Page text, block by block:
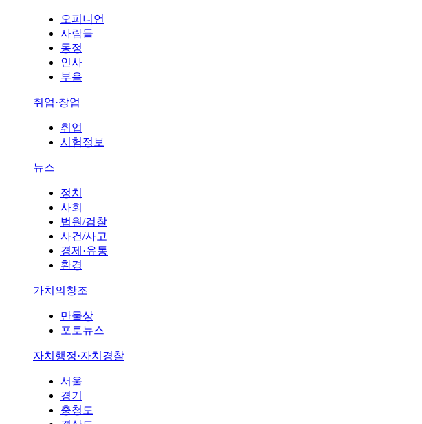
오피니언
사람들
동정
인사
부음
취업·창업
취업
시험정보
뉴스
정치
사회
법원/검찰
사건/사고
경제·유통
환경
가치의창조
만물상
포토뉴스
자치행정·자치경찰
서울
경기
충청도